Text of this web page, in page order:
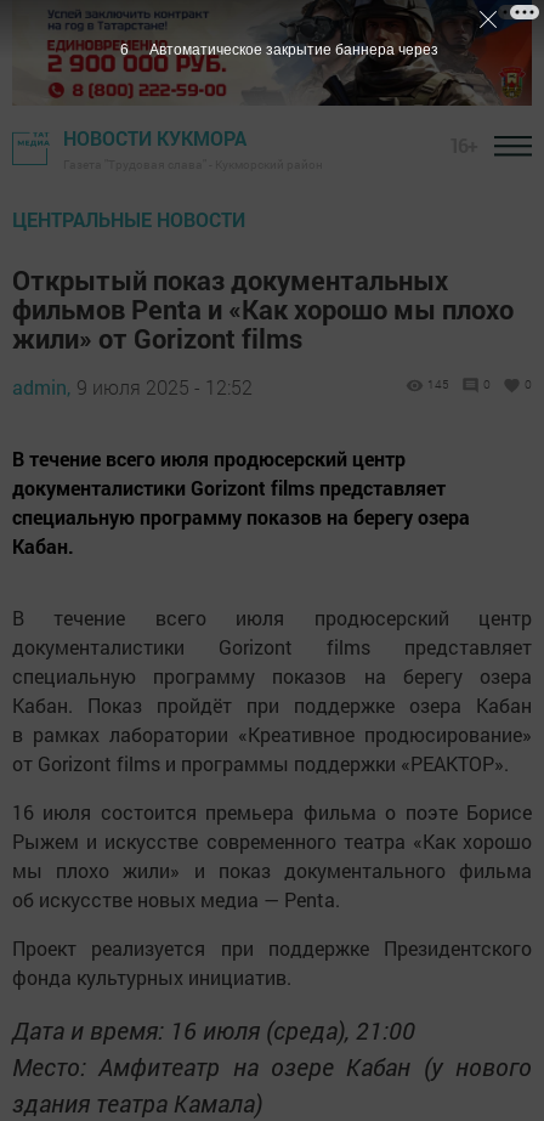
НОВОСТИ КУКМОРА
ЦЕНТРАЛЬНЫЕ НОВОСТИ
Открытый показ документальных
фильмов Penta и «Как хорошо мы плохо
жили» от Gorizont films
admin, 9 июля 2025 - 12:52 145 0 0
В течение всего июля продюсерский центр
документалистики Gorizont films представляет
специальную программу показов на берегу озера
Кабан.
В течение всего июля продюсерский центр
документалистики Gorizont films представляет
специальную программу показов на берегу озера
Кабан. Показ пройдёт при поддержке озера Кабан
в рамках лаборатории «Креативное продюсирование»
от Gorizont films и программы поддержки «РЕАКТОР».
16 июля состоится премьера фильма о поэте Борисе
Рыжем и искусстве современного театра «Как хорошо
мы плохо жили» и показ документального фильма
об искусстве новых медиа — Penta.
Проект реализуется при поддержке Президентского
фонда культурных инициатив.
Дата и время: 16 июля (среда), 21:00
Место: Амфитеатр на озере Кабан (у нового
здания театра Камала)
4 Автоматическое закрытие баннера через